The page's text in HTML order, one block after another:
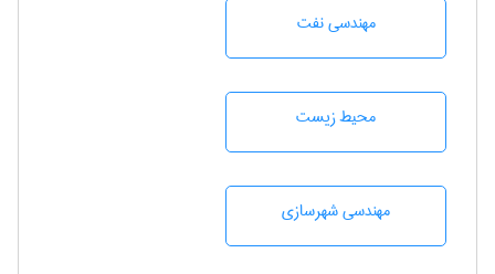
مهندسی نفت
محيط زيست
مهندسی شهرسازی